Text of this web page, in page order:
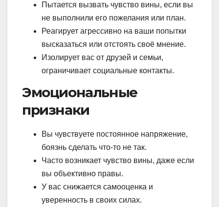
Пытается вызвать чувство вины, если вы
не выполнили его пожелания или план.
Реагирует агрессивно на ваши попытки
высказаться или отстоять своё мнение.
Изолирует вас от друзей и семьи,
ограничивает социальные контакты.
Эмоциональные
признаки
Вы чувствуете постоянное напряжение,
боязнь сделать что-то не так.
Часто возникает чувство вины, даже если
вы объективно правы.
У вас снижается самооценка и
уверенность в своих силах.